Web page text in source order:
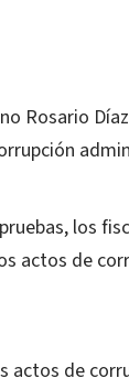
Rosario
los
actos de
actos de